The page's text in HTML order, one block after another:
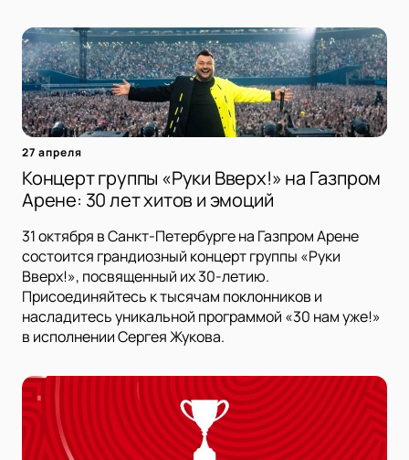
27 апреля
Концерт группы «Руки Вверх!» на Газпром
Арене: 30 лет хитов и эмоций
31 октября в Санкт-Петербурге на Газпром Арене
состоится грандиозный концерт группы «Руки
Вверх!», посвященный их 30-летию.
Присоединяйтесь к тысячам поклонников и
насладитесь уникальной программой «30 нам уже!»
в исполнении Сергея Жукова.